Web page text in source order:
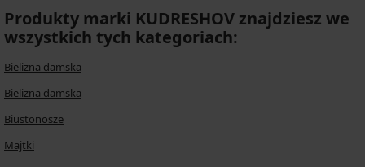
Produkty marki KUDRESHOV znajdziesz we
wszystkich tych kategoriach:
Bielizna damska
Bielizna damska
Biustonosze
Majtki